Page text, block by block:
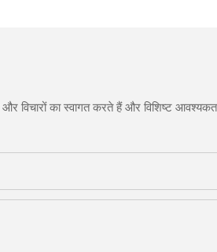
विचारों का स्वागत करते हैं और विशिष्ट